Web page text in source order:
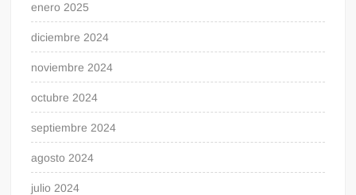
enero 2025
diciembre 2024
noviembre 2024
octubre 2024
septiembre 2024
agosto 2024
julio 2024